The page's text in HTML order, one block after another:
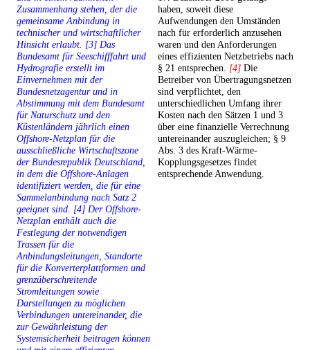
Zusammenhang stehen, der die
gemeinsame Anbindung in
technischer und wirtschaftlicher
Hinsicht erlaubt. [3] Das
Bundesamt für Seeschifffahrt und
Hydrografie erstellt im
Einvernehmen mit der
Bundesnetzagentur und in
Abstimmung mit dem Bundesamt
für Naturschutz und den
Küstenländern jährlich einen
Offshore-Netzplan für die
ausschließliche Wirtschaftszone
der Bundesrepublik Deutschland,
in dem die Offshore-Anlagen
identifiziert werden, die für eine
Sammelanbindung nach Satz 2
geeignet sind. [4] Der Offshore-
Netzplan enthält auch die
Festlegung der notwendigen
Trassen für die
Anbindungsleitungen, Standorte
für die Konverterplattformen und
grenzüberschreitende
Stromleitungen sowie
Darstellungen zu möglichen
Verbindungen untereinander, die
zur Gewährleistung der
Systemsicherheit beitragen können
haben, soweit diese
Aufwendungen den Umständen
nach für erforderlich anzusehen
waren und den Anforderungen
eines effizienten Netzbetriebs nach
§ 21 entsprechen. [4] Die
Betreiber von Übertragungsnetzen
sind verpflichtet, den
unterschiedlichen Umfang ihrer
Kosten nach den Sätzen 1 und 3
über eine finanzielle Verrechnung
untereinander auszugleichen; § 9
Abs. 3 des Kraft-Wärme-
Kopplungsgesetzes findet
entsprechende Anwendung.